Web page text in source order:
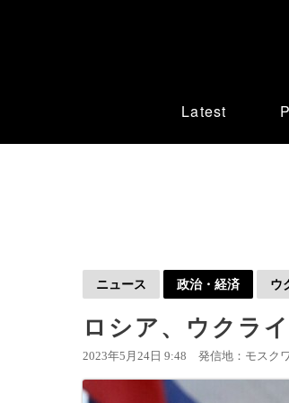
Latest
ニュース 政治・経済 ウ
ロシア、ウクラ
2023年5月24日 9:48 発信地：モスク